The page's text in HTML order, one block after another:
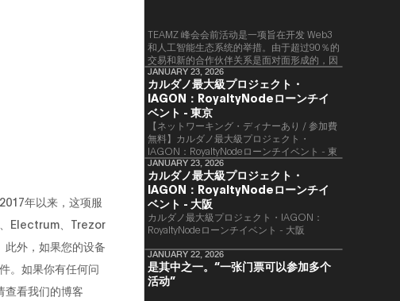
年以来，这项服
、Electrum、Trezor
外，如果您的设备
。如果你有任何问
查看我们的博客
る、特別な2日間となります。このたび、公
式アジェンダが公開されました。（※登壇者
のスケジュール等の都合により、開催までに
内容が変更となる可能性があります。）
TEAMZ 峰会会前活动是一项旨在开发 Web3
和人工智能生态系统的举措。由于超过90％的
交易和新的合作伙伴关系是面对面形成的，因
此TEAMZ将在本次活动之前举行一次数量有
限的交流会议，以在轻松的氛围中促进高质量
的交流。
JANUARY 23, 2026
カルダノ最大級プロジェクト・
IAGON：RoyaltyNodeローンチイ
ベント - 東京
【ネットワーキング・ディナーあり / 参加費
無料】カルダノ最大級プロジェクト・
IAGON：RoyaltyNodeローンチイベント - 東
京
JANUARY 23, 2026
カルダノ最大級プロジェクト・
IAGON：RoyaltyNodeローンチイ
ベント - 大阪
​カルダノ最大級プロジェクト・IAGON：
RoyaltyNodeローンチイベント - 大阪
JANUARY 22, 2026
是其中之一。“一张门票可以参加多个
活动”